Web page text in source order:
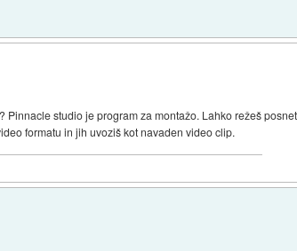
Pinnacle studio je program za montažo. Lahko režeš
formatu in jih uvoziš kot navaden video clip.